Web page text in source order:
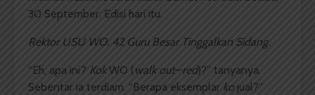
30 September. Edisi hari itu.
Rektor USU WO. 42 Guru Besar Tinggalkan Sidang.
“Eh, apa ini? KokWO (walk out—red)?” tanyanya.
Sebentar ia terdiam. “Berapa eksemplar ko jual?”